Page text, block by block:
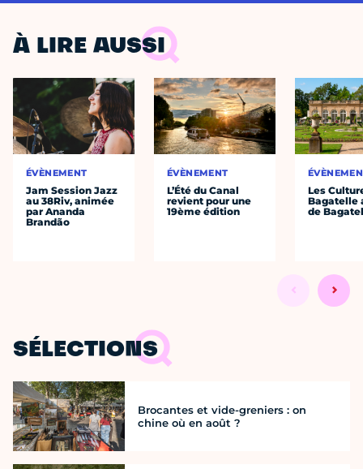
À LIRE AUSSI
ÉVÈNEMENT
Jam Session Jazz
au 38Riv, animée
par Ananda
Brandão
ÉVÈNEMENT
L’Été du Canal
revient pour une
19ème édition
Les
Bagatelle
de
SÉLECTIONS
Brocantes et vide-greniers : on
chine où en août ?